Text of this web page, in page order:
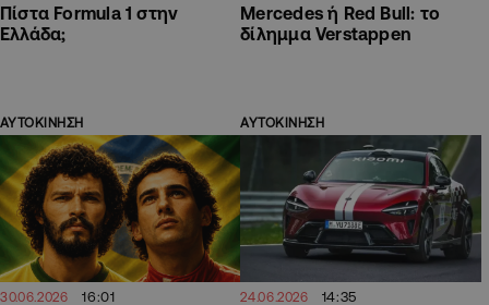
Πίστα Formula 1 στην
Ελλάδα;
Mercedes ή Red Bull: το
δίλημμα Verstappen
ΑΥΤΟΚΙΝΗΣΗ
30.06.2026 16:01
ΑΥΤΟΚΙΝΗΣΗ
24.06.2026 14:35